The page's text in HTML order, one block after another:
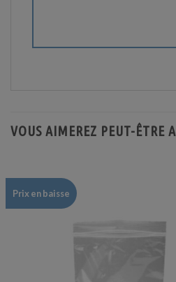
VOUS AIMEREZ PEUT-ÊTRE
Prix en baisse